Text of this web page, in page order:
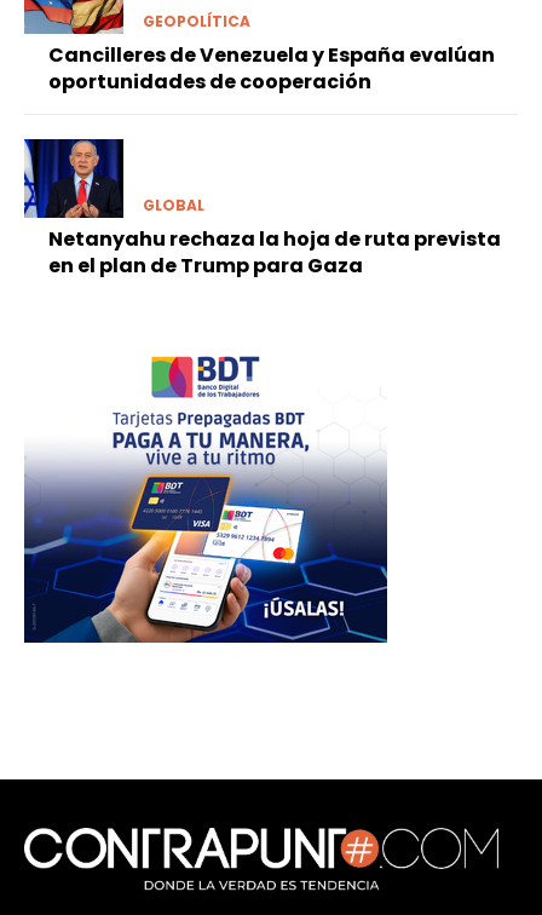
GEOPOLÍTICA
Cancilleres de Venezuela y España evalúan
oportunidades de cooperación
GLOBAL
Netanyahu rechaza la hoja de ruta prevista
en el plan de Trump para Gaza